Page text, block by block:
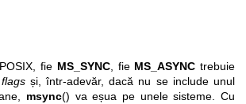
fie MS_SYNC, fie MS_ASYNC trebuie
flagsși, într-adevăr, dacă nu se include unul
msync() va eșua pe unele sisteme. Cu